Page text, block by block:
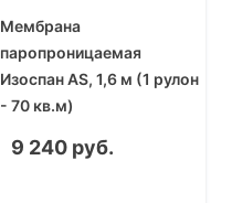
Мембрана
паропроницаемая
Изоспан AS, 1,6 м (1 рулон
- 70 кв.м)
9 240 руб.